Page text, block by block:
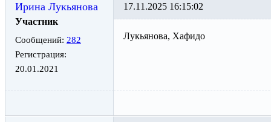
Ирина Лукьянова
Участник
Сообщений: 282
Регистрация:
20.01.2021
17.11.2025 16:15:02
Лукьянова, Хафидо